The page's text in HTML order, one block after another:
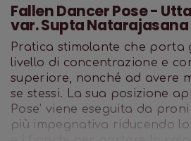
Fallen Dancer Pose -
var. Supta Natarajasana
Pratica stimolante che porta
livello di concentrazione e
superiore, nonché ad avere
se stessi. La sua posizione
Pose’ viene eseguita da
più impegnativa riducendo